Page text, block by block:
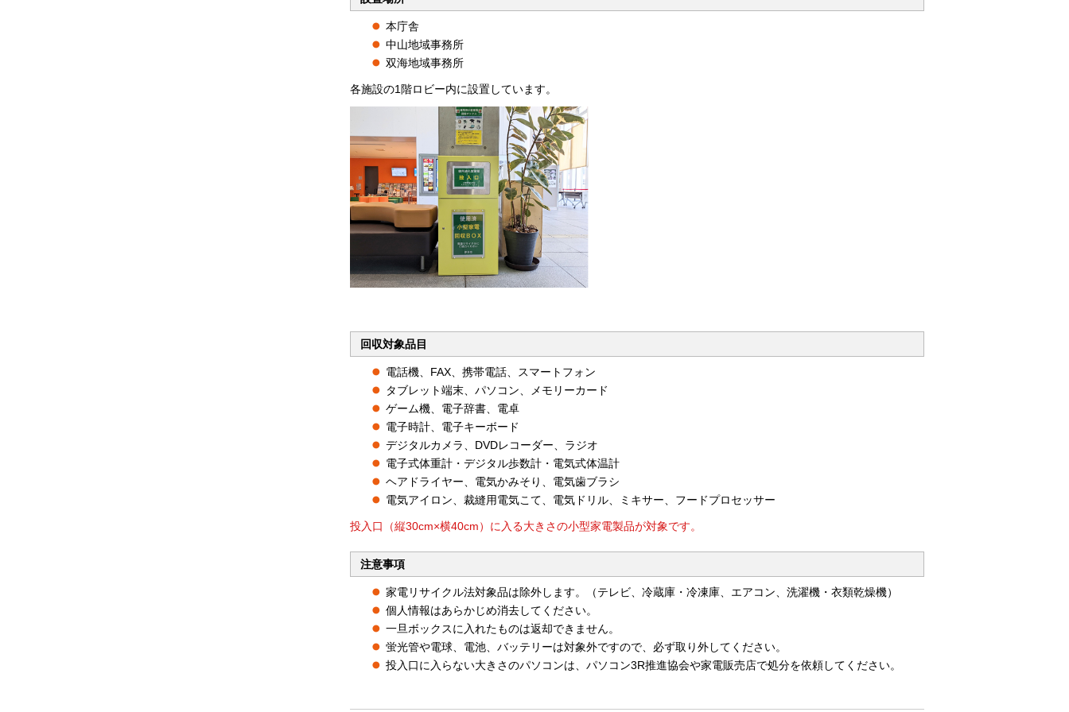
本庁舎
中山地域事務所
双海地域事務所
各施設の1階ロビー内に設置しています。
回収対象品目
電話機、FAX、携帯電話、スマートフォン
タブレット端末、パソコン、メモリーカード
ゲーム機、電子辞書、電卓
電子時計、電子キーボード
デジタルカメラ、DVDレコーダー、ラジオ
電子式体重計・デジタル歩数計・電気式体温計
ヘアドライヤー、電気かみそり、電気歯ブラシ
電気アイロン、裁縫用電気こて、電気ドリル、ミキサー、フードプロセッサー
投入口（縦30cm×横40cm）に入る大きさの小型家電製品が対象です。
注意事項
家電リサイクル法対象品は除外します。（テレビ、冷蔵庫・冷凍庫、エアコン、洗濯機・衣類乾燥機）
個人情報はあらかじめ消去してください。
一旦ボックスに入れたものは返却できません。
蛍光管や電球、電池、バッテリーは対象外ですので、必ず取り外してください。
投入口に入らない大きさのパソコンは、パソコン3R推進協会や家電販売店で処分を依頼してください。